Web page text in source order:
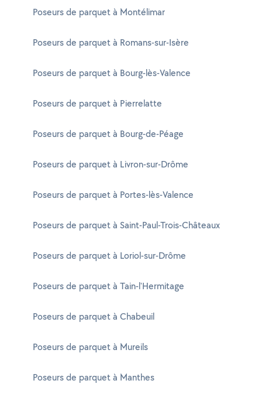
Poseurs de parquet à Montélimar
Poseurs de parquet à Romans-sur-Isère
Poseurs de parquet à Bourg-lès-Valence
Poseurs de parquet à Pierrelatte
Poseurs de parquet à Bourg-de-Péage
Poseurs de parquet à Livron-sur-Drôme
Poseurs de parquet à Portes-lès-Valence
Poseurs de parquet à Saint-Paul-Trois-Châteaux
Poseurs de parquet à Loriol-sur-Drôme
Poseurs de parquet à Tain-l'Hermitage
Poseurs de parquet à Chabeuil
Poseurs de parquet à Mureils
Poseurs de parquet à Manthes